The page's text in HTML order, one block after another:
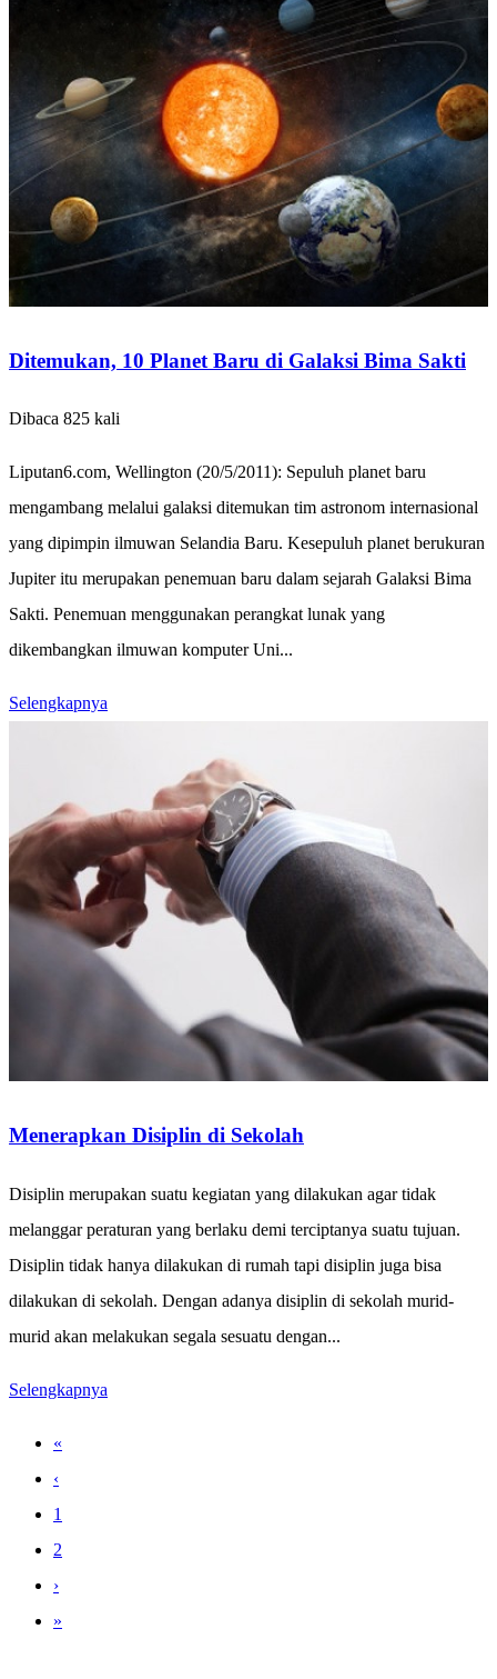
Ditemukan, 10 Planet Baru di Galaksi Bima Sakti
Dibaca 825 kali
Liputan6.com, Wellington (20/5/2011): Sepuluh planet baru
mengambang melalui galaksi ditemukan tim astronom internasional
yang dipimpin ilmuwan Selandia Baru. Kesepuluh planet berukuran
Jupiter itu merupakan penemuan baru dalam sejarah Galaksi Bima
Sakti. Penemuan menggunakan perangkat lunak yang
dikembangkan ilmuwan komputer Uni...
Selengkapnya
Menerapkan Disiplin di Sekolah
Disiplin merupakan suatu kegiatan yang dilakukan agar tidak
melanggar peraturan yang berlaku demi terciptanya suatu tujuan.
Disiplin tidak hanya dilakukan di rumah tapi disiplin juga bisa
dilakukan di sekolah. Dengan adanya disiplin di sekolah murid-
murid akan melakukan segala sesuatu dengan...
Selengkapnya
«
‹
1
2
›
»